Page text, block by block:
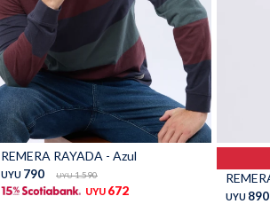
Talle
REMERA RAYADA - Azul
UYU 790 UYU 1.590
UYU 672 UYU 890